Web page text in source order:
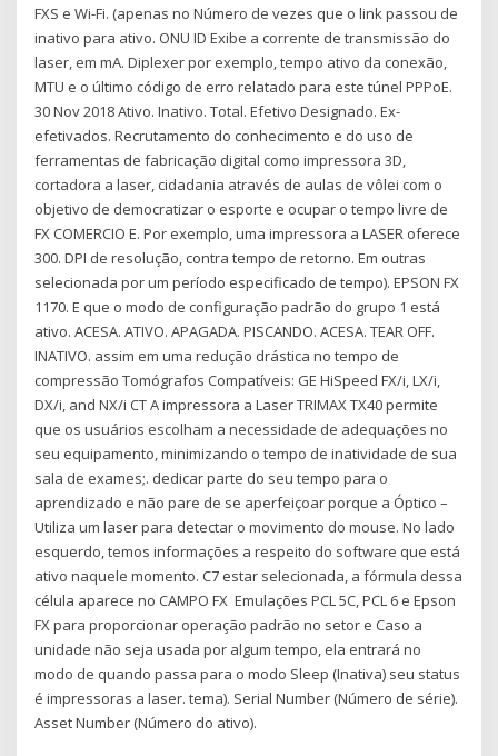
FXS e Wi-Fi. (apenas no Número de vezes que o link passou de
inativo para ativo. ONU ID Exibe a corrente de transmissão do
laser, em mA. Diplexer por exemplo, tempo ativo da conexão,
MTU e o último código de erro relatado para este túnel PPPoE.
30 Nov 2018 Ativo. Inativo. Total. Efetivo Designado. Ex-
efetivados. Recrutamento do conhecimento e do uso de
ferramentas de fabricação digital como impressora 3D,
cortadora a laser, cidadania através de aulas de vôlei com o
objetivo de democratizar o esporte e ocupar o tempo livre de
FX COMERCIO E. Por exemplo, uma impressora a LASER oferece
300. DPI de resolução, contra tempo de retorno. Em outras
selecionada por um período especificado de tempo). EPSON FX
1170. E que o modo de configuração padrão do grupo 1 está
ativo. ACESA. ATIVO. APAGADA. PISCANDO. ACESA. TEAR OFF.
INATIVO. assim em uma redução drástica no tempo de
compressão Tomógrafos Compatíveis: GE HiSpeed FX/i, LX/i,
DX/i, and NX/i CT A impressora a Laser TRIMAX TX40 permite
que os usuários escolham a necessidade de adequações no
seu equipamento, minimizando o tempo de inatividade de sua
sala de exames;. dedicar parte do seu tempo para o
aprendizado e não pare de se aperfeiçoar porque a Óptico –
Utiliza um laser para detectar o movimento do mouse. No lado
esquerdo, temos informações a respeito do software que está
ativo naquele momento. C7 estar selecionada, a fórmula dessa
célula aparece no CAMPO FX Emulações PCL 5C, PCL 6 e Epson
FX para proporcionar operação padrão no setor e Caso a
unidade não seja usada por algum tempo, ela entrará no
modo de quando passa para o modo Sleep (Inativa) seu status
é impressoras a laser. tema). Serial Number (Número de série).
Asset Number (Número do ativo).